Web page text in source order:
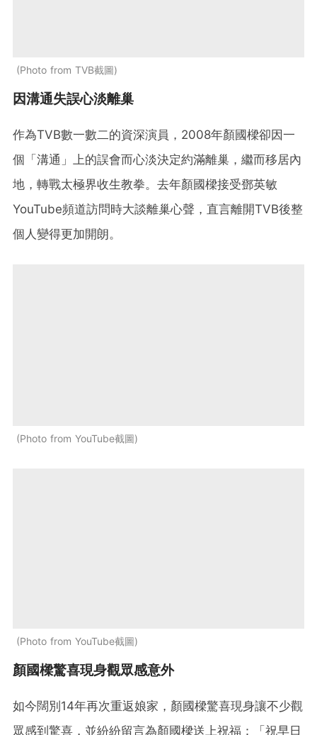
Photo from TVB截圖
因溝通失誤心淡離巢
作為TVB數一數二的資深演員，2008年顏國樑卻因一
個「溝通」上的誤會而心淡決定約滿離巢，繼而移居內
地，轉戰太極界收生教拳。去年顏國樑接受鄧英敏
YouTube頻道訪問時大談離巢心聲，直言離開TVB後整
個人變得更加開朗。
Photo from YouTube截圖
Photo from YouTube截圖
顏國樑驚喜現身觀眾感意外
如今闊別14年再次重返娘家，顏國樑驚喜現身讓不少觀
眾感到驚喜，並紛紛留言為顏國樑送上祝福：「祝早日